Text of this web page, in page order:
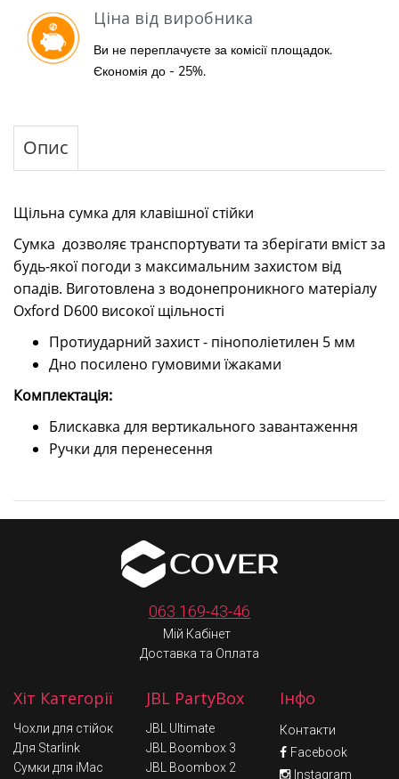
Ціна від виробника
Ви не переплачуєте за комісії площадок.
Єкономія до - 25%.
Опис
Щільна сумка для клавішної стійки
Сумка дозволяє транспортувати та зберігати вміст за
будь-якої погоди з максимальним захистом від
опадів. Виготовлена з водонепроникного матеріалу
Oxford D600 високої щільності
Протиударний захист - пінополіетилен 5 мм
Дно посилено гумовими їжаками
Комплектація:
Блискавка для вертикального завантаження
Ручки для перенесення
063 169-43-46
Мій Кабінет
Доставка та Оплата
Хіт Категорії
Чохли для стійок
Для Starlink
Сумки для iMac
JBL PartyBox
JBL Ultimate
JBL Boombox 3
JBL Boombox 2
Інфо
Контакти
Facebook
Instagram